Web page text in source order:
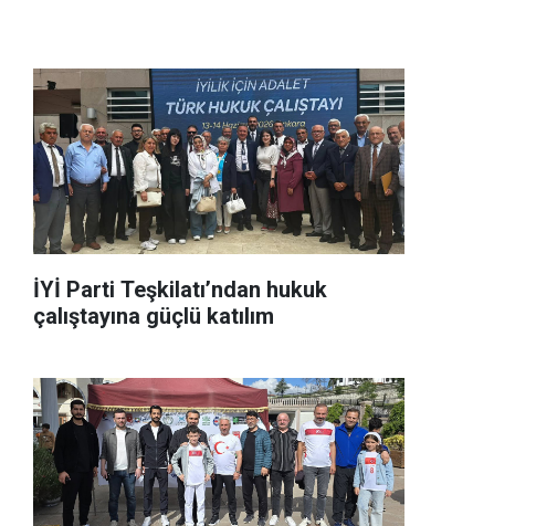
İYİ Parti Teşkilatı’ndan hukuk
çalıştayına güçlü katılım